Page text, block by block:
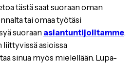
tästä saat suoraan oman
tai omaa työtäsi
suoraan asiantuntijoiltamme.
liittyvissä asioissa
sinua myös mielellään. Lupa-